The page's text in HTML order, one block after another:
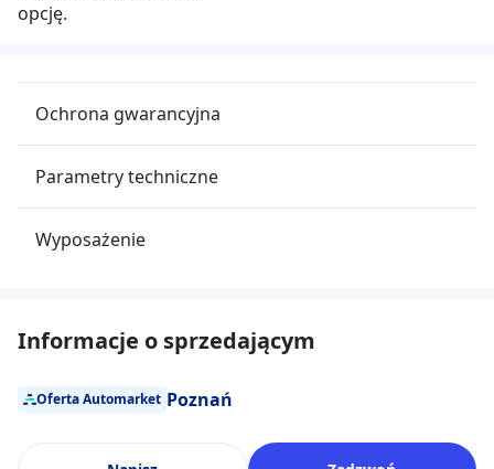
opcję.
Ochrona gwarancyjna
Parametry techniczne
Wyposażenie
Informacje o sprzedającym
Oferta Automarket Poznań